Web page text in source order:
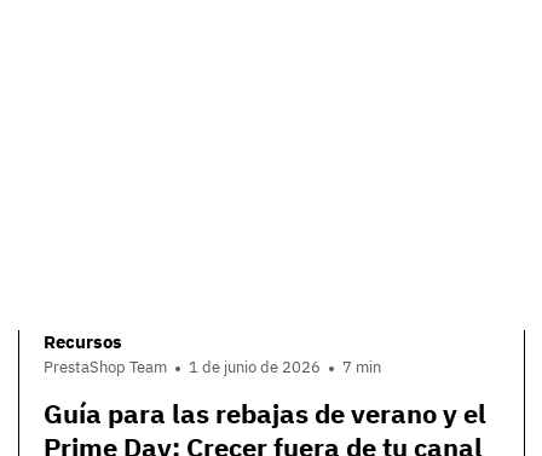
Recursos
PrestaShop Team 1 de junio de 2026 7 min
Guía para las rebajas de verano y el
Prime Day: Crecer fuera de tu canal